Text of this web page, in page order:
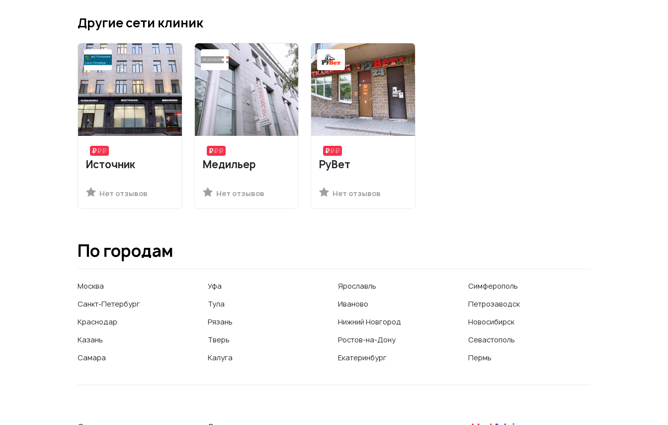
Другие сети клиник
Источник
Нет отзывов
Медильер
Нет отзывов
РуВет
Нет отзывов
По городам
Москва
Санкт-Петербург
Краснодар
Казань
Самара
Уфа
Тула
Рязань
Тверь
Калуга
Ярославль
Иваново
Нижний Новгород
Ростов-на-Дону
Екатеринбург
Симферополь
Петрозаводск
Новосибирск
Севастополь
Пермь